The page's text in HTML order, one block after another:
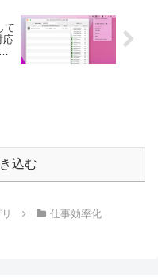
て
応
込む
仕事効率化